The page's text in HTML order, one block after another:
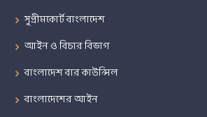
সুপ্রীমকোর্ট বাংলাদেশ
আইন ও বিচার বিভাগ
বাংলাদেশ বার কাউন্সিল
বাংলাদেশের আইন